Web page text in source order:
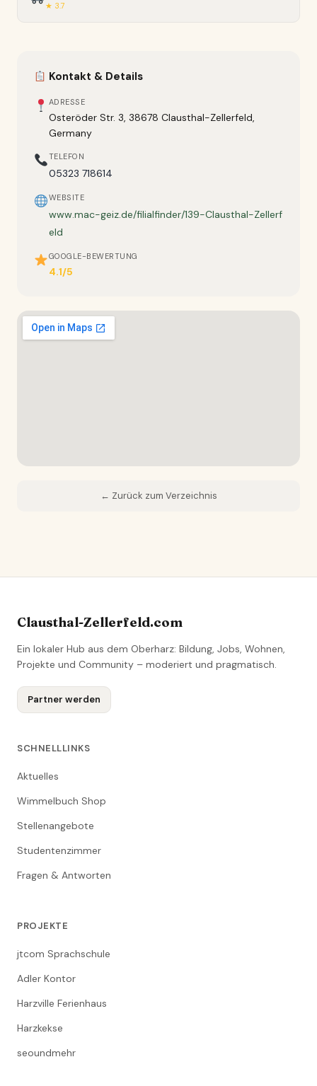
★ 3.7
Kontakt & Details
ADRESSE
Osteröder Str. 3, 38678 Clausthal-Zellerfeld,
Germany
TELEFON
05323 718614
WEBSITE
www.mac-geiz.de/filialfinder/139-Clausthal-Zellerf
eld
GOOGLE-BEWERTUNG
4.1/5
← Zurück zum Verzeichnis
Clausthal-Zellerfeld.com
Ein lokaler Hub aus dem Oberharz: Bildung, Jobs, Wohnen,
Projekte und Community – moderiert und pragmatisch.
Partner werden
SCHNELLLINKS
Aktuelles
Wimmelbuch Shop
Stellenangebote
Studentenzimmer
Fragen & Antworten
PROJEKTE
jtcom Sprachschule
Adler Kontor
Harzville Ferienhaus
Harzkekse
seoundmehr